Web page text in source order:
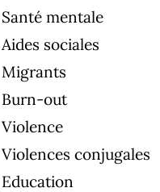
Santé mentale
Aides sociales
Migrants
Burn-out
Violence
Violences conjugales
Education